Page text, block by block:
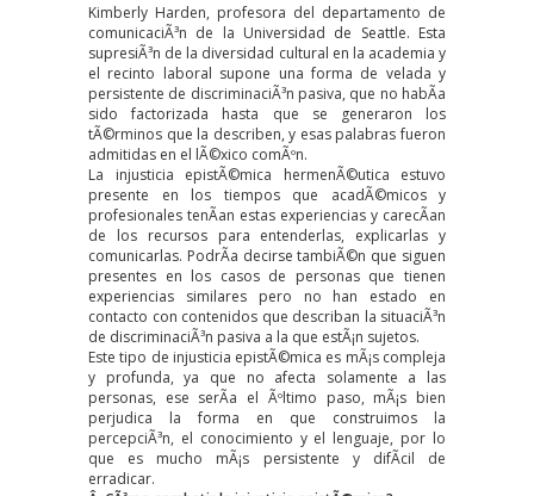
Kimberly Harden, profesora del departamento de
comunicaciÃ³n de la Universidad de Seattle. Esta
supresiÃ³n de la diversidad cultural en la academia y
el recinto laboral supone una forma de velada y
persistente de discriminaciÃ³n pasiva, que no habÃ­a
sido factorizada hasta que se generaron los
tÃ©rminos que la describen, y esas palabras fueron
admitidas en el lÃ©xico comÃºn.
La injusticia epistÃ©mica hermenÃ©utica estuvo
presente en los tiempos que acadÃ©micos y
profesionales tenÃ­an estas experiencias y carecÃ­an
de los recursos para entenderlas, explicarlas y
comunicarlas. PodrÃ­a decirse tambiÃ©n que siguen
presentes en los casos de personas que tienen
experiencias similares pero no han estado en
contacto con contenidos que describan la situaciÃ³n
de discriminaciÃ³n pasiva a la que estÃ¡n sujetos.
Este tipo de injusticia epistÃ©mica es mÃ¡s compleja
y profunda, ya que no afecta solamente a las
personas, ese serÃ­a el Ãºltimo paso, mÃ¡s bien
perjudica la forma en que construimos la
percepciÃ³n, el conocimiento y el lenguaje, por lo
que es mucho mÃ¡s persistente y difÃ­cil de
erradicar.